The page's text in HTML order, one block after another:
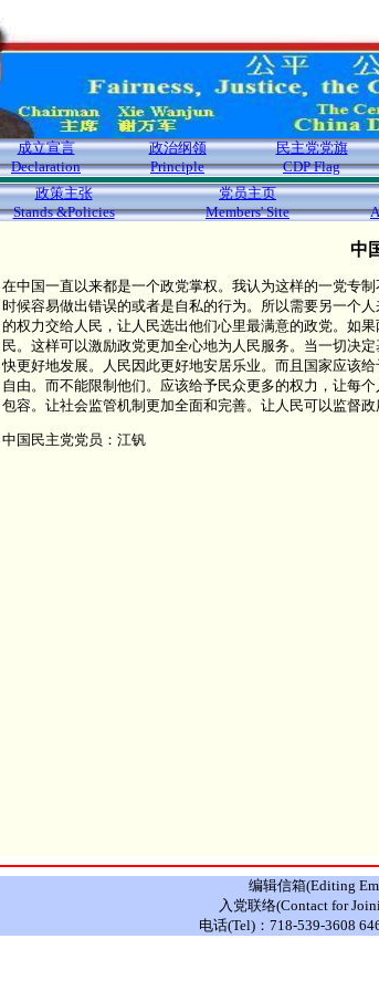
成立宣言
Declaration
政治纲领
Principle
民主党党旗
CDP Flag
政策主张
Stands &Policies
党员主页
Members' Site
中
在中国一直以来都是一个政党掌权。我认为这样的一党专
时候容易做出错误的或者是自私的行为。所以需要另一个
的权力交给人民，让人民选出他们心里最满意的政党。如
民。这样可以激励政党更加全心地为人民服务。当一切决
快更好地发展。人民因此更好地安居乐业。而且国家应该
自由。而不能限制他们。应该给予民众更多的权力，让每
包容。让社会监管机制更加全面和完善。让人民可以监督政
中国民主党党员：江钒
编辑信箱(Editing
入党联络(Contact for
电话(Tel)：718-539-3608